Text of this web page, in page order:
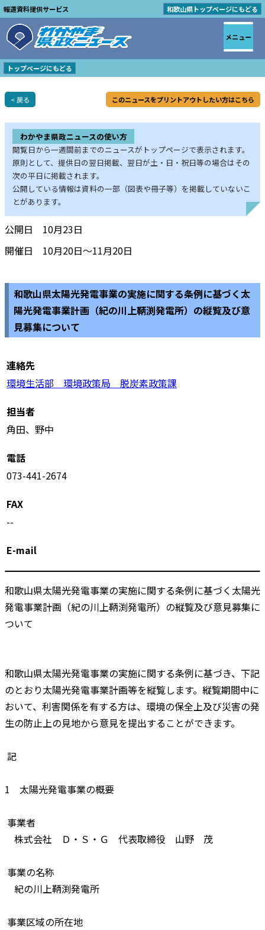
報道資料提供サービス 和歌山県トップページにもどる
トップページにもどる
< 戻る このニュースをプリントアウトしたい方はこちら
わかやま県政ニュースの使い方
閲覧日から一週間前までのニュースがトップページで表示されます。
原則として、提供日の翌日掲載、翌日が土・日・祝日等の場合はその
次の平日に掲載されます。
公開している情報は資料の一部（図表や冊子等）を掲載していないこ
とがあります。
公開日 10月23日
開催日 10月20日～11月20日
和歌山県太陽光発電事業の実施に関する条例に基づく太
陽光発電事業計画（紀の川上鞆渕発電所）の縦覧及び意
見募集について
連絡先
環境生活部 環境政策局 脱炭素政策課
担当者
角田、野中
電話
073-441-2674
FAX
--
E-mail
和歌山県太陽光発電事業の実施に関する条例に基づく太陽光
発電事業計画（紀の川上鞆渕発電所）の縦覧及び意見募集に
ついて
和歌山県太陽光発電事業の実施に関する条例に基づき、下記
のとおり太陽光発電事業計画等を縦覧します。縦覧期間中に
おいて、利害関係を有する方は、環境の保全上及び災害の発
生の防止上の見地から意見を提出することができます。
記
1 太陽光発電事業の概要
事業者
株式会社 Ｄ・Ｓ・Ｇ 代表取締役 山野 茂
事業の名称
紀の川上鞆渕発電所
事業区域の所在地
メニュー